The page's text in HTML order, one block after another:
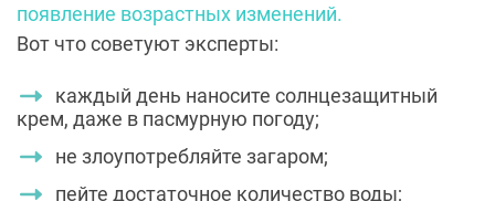
появление возрастных изменений.
Вот что советуют эксперты:
каждый день наносите солнцезащитный
крем, даже в пасмурную погоду;
не злоупотребляйте загаром;
пейте достаточное количество воды;